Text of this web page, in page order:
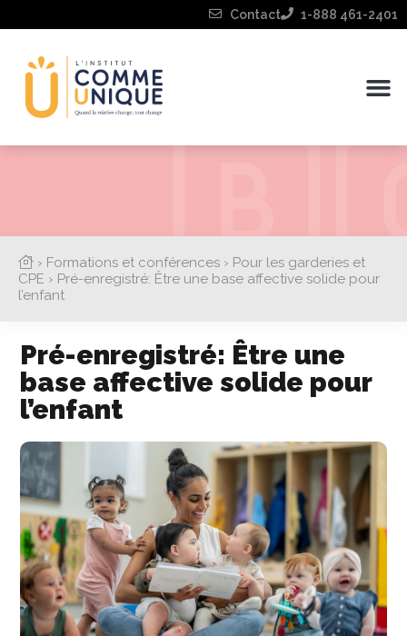
Contact 1-888 461-2401
› Formations et conférences › Pour les garderies et
CPE › Pré-enregistré: Être une base affective solide pour
l’enfant
Pré-enregistré: Être une
base affective solide pour
l’enfant